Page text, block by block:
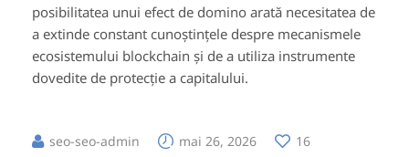
posibilitatea unui efect de domino arată necesitatea de
a extinde constant cunoștințele despre mecanismele
ecosistemului blockchain și de a utiliza instrumente
dovedite de protecție a capitalului.
seo-seo-admin mai 26, 2026
16